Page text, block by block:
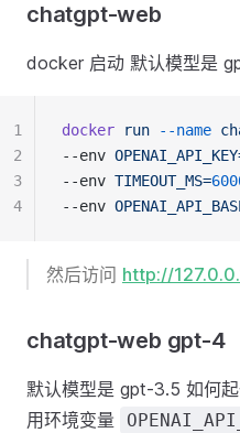
chatgpt-web
docker 启动 默认模型是
docker run --name
--env
--env TIMEOUT_MS=
--env
1
2
3
4
然后访问 http://
chatgpt-web gpt-4
默认模型是 gpt-3.5 如何
用环境变量